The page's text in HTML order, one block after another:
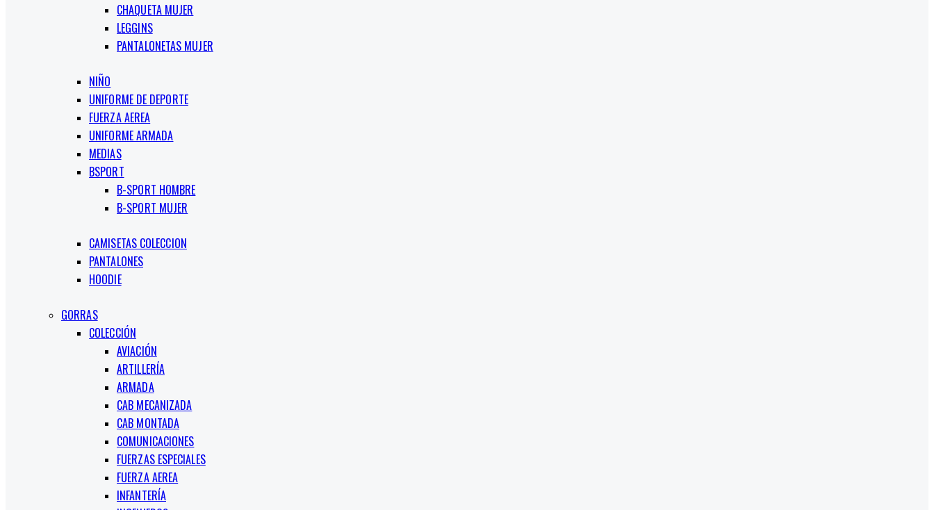
CHAQUETA MUJER
LEGGINS
PANTALONETAS MUJER
NIÑO
UNIFORME DE DEPORTE
FUERZA AEREA
UNIFORME ARMADA
MEDIAS
BSPORT
B-SPORT HOMBRE
B-SPORT MUJER
CAMISETAS COLECCION
PANTALONES
HOODIE
GORRAS
COLECCIÓN
AVIACIÓN
ARTILLERÍA
ARMADA
CAB MECANIZADA
CAB MONTADA
COMUNICACIONES
FUERZAS ESPECIALES
FUERZA AEREA
INFANTERÍA